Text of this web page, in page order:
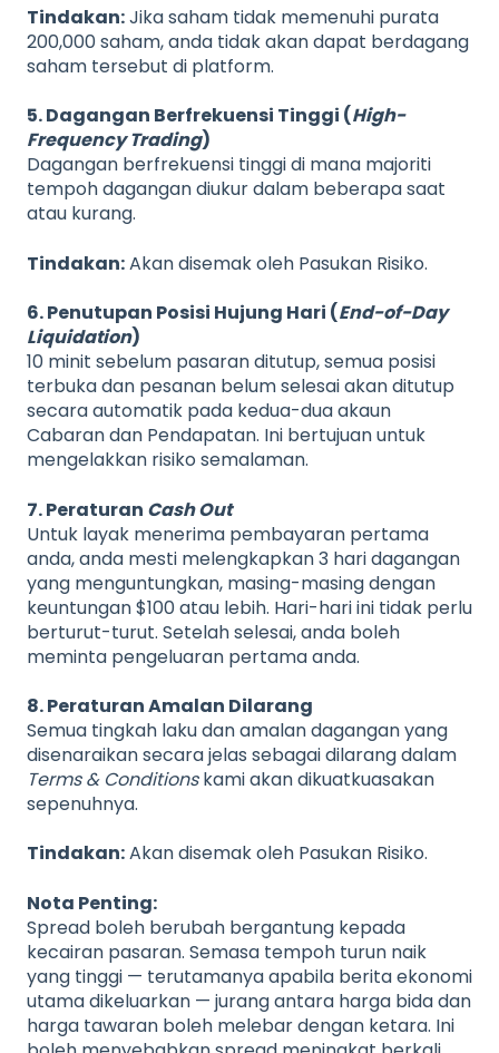
Tindakan:Jika saham tidak memenuhi purata
200,000 saham, anda tidak akan dapat berdagang
saham tersebut di platform.
5. Dagangan Berfrekuensi Tinggi (High-
Frequency Trading)
Dagangan berfrekuensi tinggi di mana majoriti
tempoh dagangan diukur dalam beberapa saat
atau kurang.
Tindakan:Akan disemak oleh Pasukan Risiko.
6. Penutupan Posisi Hujung Hari (End-of-Day
Liquidation)
10 minit sebelum pasaran ditutup, semua posisi
terbuka dan pesanan belum selesai akan ditutup
secara automatik pada kedua-dua akaun
Cabaran dan Pendapatan. Ini bertujuan untuk
mengelakkan risiko semalaman.
7. Peraturan Cash Out
Untuk layak menerima pembayaran pertama
anda, anda mesti melengkapkan 3 hari dagangan
yang menguntungkan, masing-masing dengan
keuntungan $100 atau lebih. Hari-hari ini tidak perlu
berturut-turut. Setelah selesai, anda boleh
meminta pengeluaran pertama anda.
8. Peraturan Amalan Dilarang
Semua tingkah laku dan amalan dagangan yang
disenaraikan secara jelas sebagai dilarang dalam
Terms & Conditionskami akan dikuatkuasakan
sepenuhnya.
Tindakan:Akan disemak oleh Pasukan Risiko.
Nota Penting:
Spread boleh berubah bergantung kepada
kecairan pasaran. Semasa tempoh turun naik
yang tinggi — terutamanya apabila berita ekonomi
utama dikeluarkan — jurang antara harga bida dan
harga tawaran boleh melebar dengan ketara. Ini